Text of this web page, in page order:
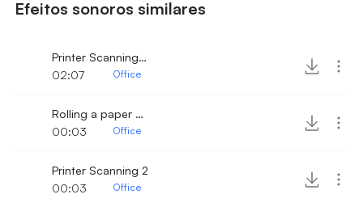
Efeitos sonoros similares
Printer Scanning with phone dialing
02:07
Office
Rolling a paper on printer
00:03
Office
Printer Scanning 2
00:03
Office